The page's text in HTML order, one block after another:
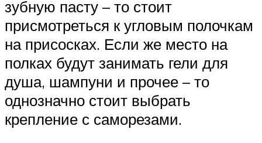
зубную пасту – то стоит
присмотреться к угловым полочкам
на присосках. Если же место на
полках будут занимать гели для
душа, шампуни и прочее – то
однозначно стоит выбрать
крепление с саморезами.